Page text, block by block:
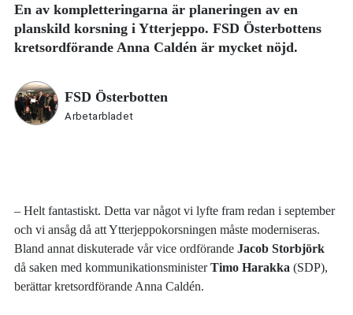
En av kompletteringarna är planeringen av en
planskild korsning i Ytterjeppo. FSD Österbottens
kretsordförande Anna Caldén är mycket nöjd.
FSD Österbotten
Arbetarbladet
– Helt fantastiskt. Detta var något vi lyfte fram redan i september
och vi ansåg då att Ytterjeppokorsningen måste moderniseras.
Bland annat diskuterade vår vice ordförande Jacob Storbjörk
då saken med kommunikationsministerTimo Harakka (SDP),
berättar kretsordförande Anna Caldén.